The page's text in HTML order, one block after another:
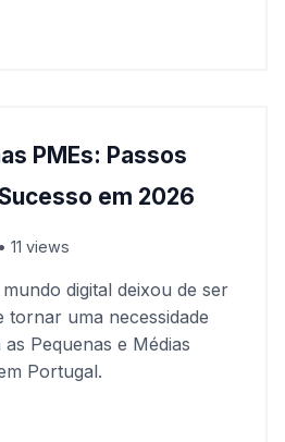
PMEs: Passos
em 2026
11 views
digital deixou de ser
tornar uma necessidade
Pequenas e Médias
Portugal.